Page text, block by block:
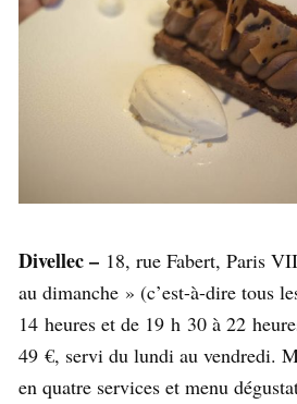
Divellec – 18, rue Fabert, Paris
au dimanche » (c’est-à-dire tous
14 heures et de 19 h 30 à 22
49 €, servi du lundi au vendredi.
en quatre services et menu